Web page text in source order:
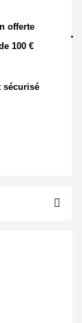
offerte
100 €
sécurisé